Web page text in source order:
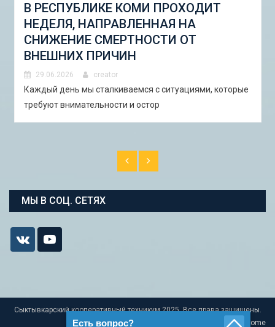
которые
СТУДЕНЧЕСКАЯ
«ШКОЛА ГОРОДСКИХ
ГОРОДСКОЙ НАБОР
И ПИЛОТНЫЕ ПРОЕКТЫ ДЛЯ
АСТРАХАНИ»
29.06.2026 creator
В Астрахани с 5 по 13 сентября 2026 года
студенческая экспедиция «Школа горо�
МЫ В СОЦ. СЕТЯХ
Сыктывкарский кооперативный техникум 2025. Все права защищены.
Home
Есть вопрос?